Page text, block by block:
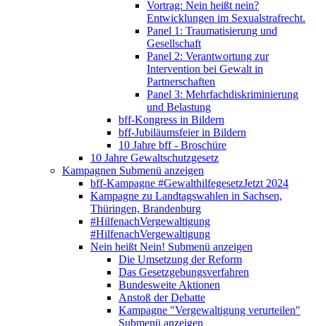
Vortrag: Nein heißt nein?
Entwicklungen im Sexualstrafrecht.
Panel 1: Traumatisierung und
Gesellschaft
Panel 2: Verantwortung zur
Intervention bei Gewalt in
Partnerschaften
Panel 3: Mehrfachdiskriminierung
und Belastung
bff-Kongress in Bildern
bff-Jubiläumsfeier in Bildern
10 Jahre bff - Broschüre
10 Jahre Gewaltschutzgesetz
Kampagnen Submenü anzeigen
bff-Kampagne #GewalthilfegesetzJetzt 2024
Kampagne zu Landtagswahlen in Sachsen,
Thüringen, Brandenburg
#HilfenachVergewaltigung
#HilfenachVergewaltigung
Nein heißt Nein! Submenü anzeigen
Die Umsetzung der Reform
Das Gesetzgebungsverfahren
Bundesweite Aktionen
Anstoß der Debatte
Kampagne "Vergewaltigung verurteilen"
Submenü anzeigen